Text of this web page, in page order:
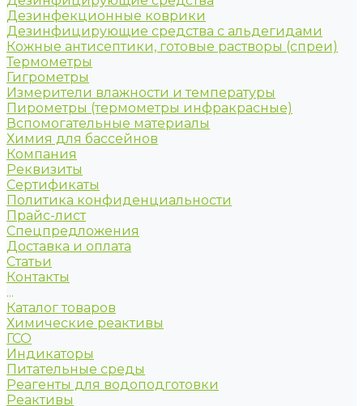
Дезинфекционные коврики
Дезинфицирующие средства с альдегидами
Кожные антисептики, готовые растворы (спреи)
Термометры
Гигрометры
Измерители влажности и температуры
Пирометры (термометры инфракрасные)
Вспомогательные материалы
Химия для бассейнов
Компания
Реквизиты
Сертификаты
Политика конфиденциальности
Прайс-лист
Спецпредложения
Доставка и оплата
Статьи
Контакты
...
Каталог товаров
Химические реактивы
ГСО
Индикаторы
Питательные среды
Реагенты для водоподготовки
Реактивы